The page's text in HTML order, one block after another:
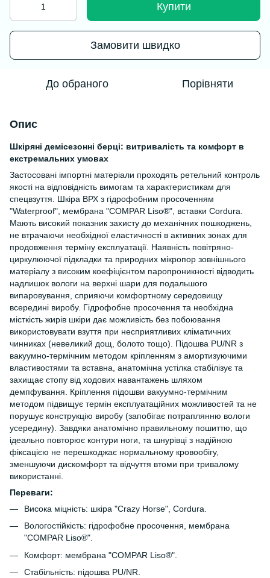
Купити
Замовити швидко
До обраного Порівняти
Опис
Шкіряні демісезонні берці: витривалість та комфорт в
екстремальних умовах
Застосовані імпортні матеріали проходять ретельний контроль
якості на відповідність вимогам та характеристикам для
спецвзуття. Шкіра ВРХ з гідрофобним просоченням
"Waterproof", мембрана "COMPAR Liso®", вставки Cordura.
Мають високий показник захисту до механічних пошкоджень,
не втрачаючи необхідної еластичності в активних зонах для
продовження терміну експлуатації. Наявність повітряно-
циркулюючої підкладки та природних мікропор зовнішнього
матеріалу з високим коефіцієнтом паропроникності відводить
надлишок вологи на верхні шари для подальшого
випаровування, сприяючи комфортному середовищу
всередині виробу. Гідрофобне просочення та необхідна
місткість жирів шкіри дає можливість без побоювання
використовувати взуття при несприятливих кліматичних
чинниках (невеликий дощ, болото тощо). Підошва PU/NR з
вакуумно-термічним методом кріпленням з амортизуючими
властивостями та вставна, анатомічна устілка стабілізує та
захищає стопу від ходових навантажень шляхом
демпфування. Кріплення підошви вакуумно-термічним
методом підвищує термін експлуатаційних можливостей та не
порушує конструкцію виробу (запобігає потраплянню вологи
усередину). Завдяки анатомічно правильному пошиттю, що
ідеально повторює контури ноги, та шнурівці з надійною
фіксацією не перешкоджає нормальному кровообігу,
зменшуючи дискомфорт та відчуття втоми при тривалому
використанні.
Переваги:
Висока міцність: шкіра "Crazy Horse", Cordura.
Вологостійкість: гідрофобне просочення, мембрана
"COMPAR Liso®".
Комфорт: мембрана "COMPAR Liso®".
Стабільність: підошва PU/NR.